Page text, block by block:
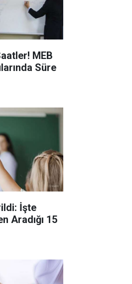
MEB
Süre
İşte
Aradığı 15